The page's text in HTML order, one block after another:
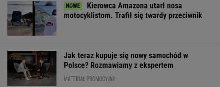
Kierowca Amazona utarł nosa
motocyklistom. Trafił się twardy przeciwnik
Jak teraz kupuje się nowy samochód w
Polsce? Rozmawiamy z ekspertem
MATERIAŁ PROMOCYJNY